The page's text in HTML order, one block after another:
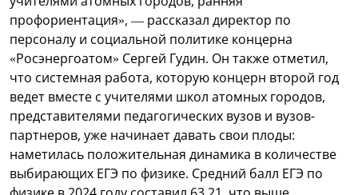
профориентация», — рассказал директор по
персоналу и социальной политике концерна
«Росэнергоатом» Сергей Гудин. Он также отметил,
что системная работа, которую концерн второй год
ведет вместе с учителями школ атомных городов,
представителями педагогических вузов и вузов-
партнеров, уже начинает давать свои плоды:
наметилась положительная динамика в количестве
выбирающих ЕГЭ по физике. Средний балл ЕГЭ по